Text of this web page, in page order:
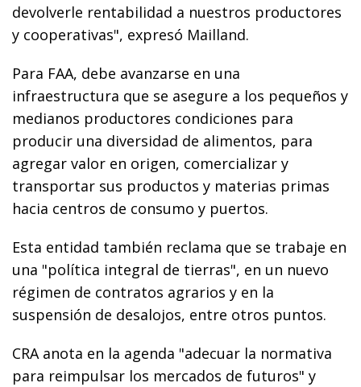
devolverle rentabilidad a nuestros productores
y cooperativas", expresó Mailland.
Para FAA, debe avanzarse en una
infraestructura que se asegure a los pequeños y
medianos productores condiciones para
producir una diversidad de alimentos, para
agregar valor en origen, comercializar y
transportar sus productos y materias primas
hacia centros de consumo y puertos.
Esta entidad también reclama que se trabaje en
una "política integral de tierras", en un nuevo
régimen de contratos agrarios y en la
suspensión de desalojos, entre otros puntos.
CRA anota en la agenda "adecuar la normativa
para reimpulsar los mercados de futuros" y